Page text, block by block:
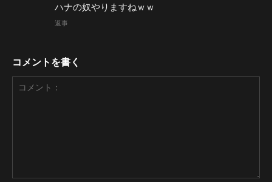
ハナの奴やりますねｗｗ
返事
コメントを書く